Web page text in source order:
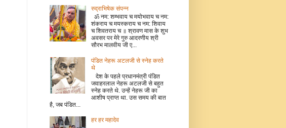
रुद्राभिषेक संपन्न
ॐ नम: शम्भवाय च मयोभवाय च नम:
शंकराय च मयस्कराय च नम: शिवाय
च शिवतराय च ॥ श्रावण मास के शुभ
अवसर पर मेरे गुरु आदरणीय श्री
सौरभ मालवीय जी ए...
पंडित नेहरू अटलजी से स्नेह करते
थे
देश के पहले प्रधानमंत्री पंडित
जवाहरलाल नेहरू अटलजी से बहुत
स्नेह करते थे. उन्हें नेहरू जी का
आशीष प्राप्त था. उस समय की बात
है, जब पंडित...
हर हर महादेव